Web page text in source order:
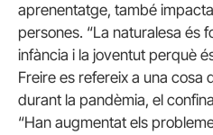
aprenentatge, també
persones. “La naturalesa és
infància i la joventut perquè
Freire es refereix a una cosa
durant la pandèmia, el
“Han augmentat els